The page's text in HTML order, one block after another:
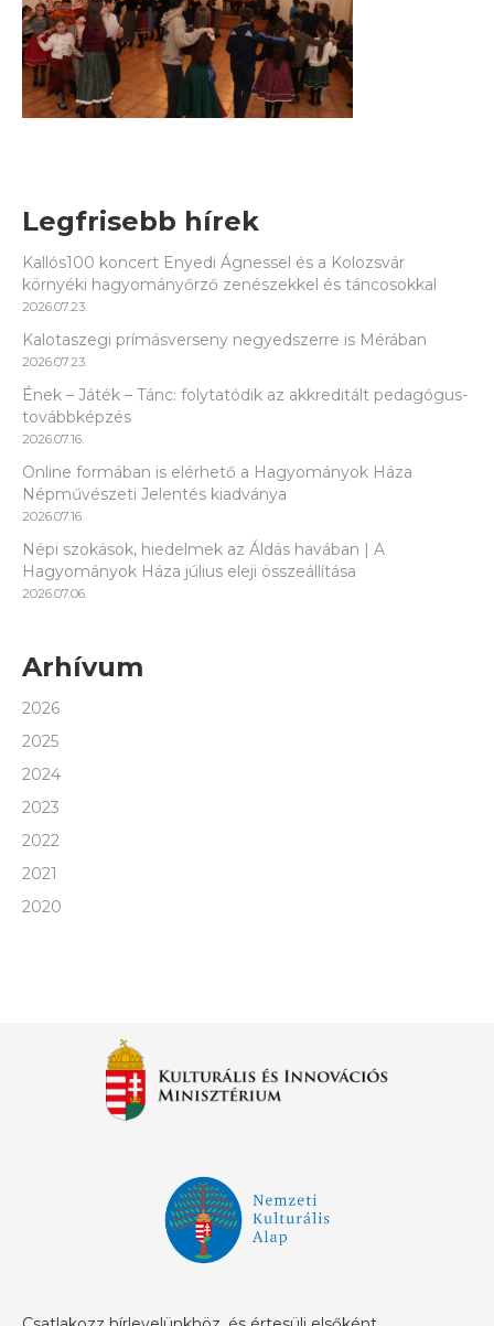
Legfrisebb hírek
Kallós100 koncert Enyedi Ágnessel és a Kolozsvár
környéki hagyományőrző zenészekkel és táncosokkal
2026.07.23.
Kalotaszegi prímásverseny negyedszerre is Mérában
2026.07.23.
Ének – Játék – Tánc: folytatódik az akkreditált pedagógus-
továbbképzés
2026.07.16.
Online formában is elérhető a Hagyományok Háza
Népművészeti Jelentés kiadványa
2026.07.16.
Népi szokások, hiedelmek az Áldás havában | A
Hagyományok Háza július eleji összeállítása
2026.07.06.
Arhívum
2026
2025
2024
2023
2022
2021
2020